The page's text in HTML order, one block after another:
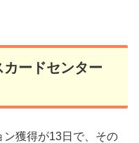
ードセンター
ン獲得が13日で、その